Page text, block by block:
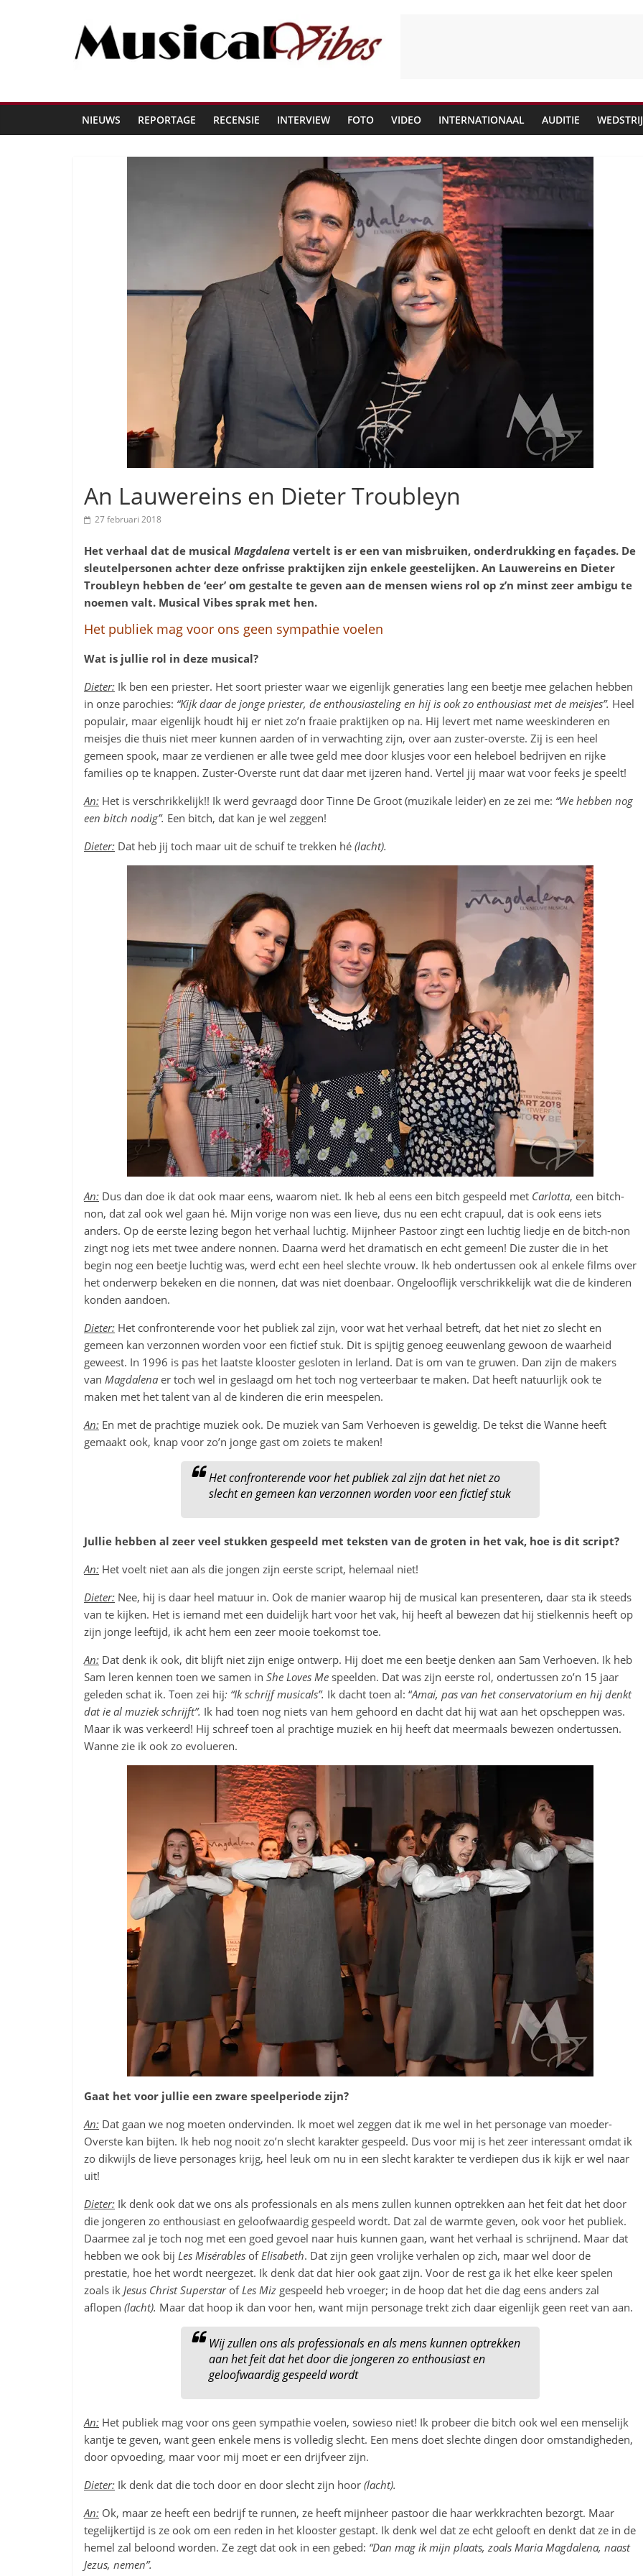
NIEUWS REPORTAGE RECENSIE INTERVIEW FOTO VIDEO INTERNATIONAAL AUDITIE
An Lauwereins en Dieter Troubleyn
27 februari 2018
Het verhaal dat de musical Magdalena vertelt is er een van misbruiken, onderdrukking en façades. De
sleutelpersonen achter deze onfrisse praktijken zijn enkele geestelijken. An Lauwereins en Dieter
Troubleyn hebben de ‘eer’ om gestalte te geven aan de mensen wiens rol op z’n minst zeer ambigu te
noemen valt. Musical Vibes sprak met hen.
Het publiek mag voor ons geen sympathie voelen
Wat is jullie rol in deze musical?
Dieter: Ik ben een priester. Het soort priester waar we eigenlijk generaties lang een beetje mee gelachen hebben
in onze parochies: “Kijk daar de jonge priester, de enthousiasteling en hij is ook zo enthousiast met de meisjes”. Heel
populair, maar eigenlijk houdt hij er niet zo’n fraaie praktijken op na. Hij levert met name weeskinderen en
meisjes die thuis niet meer kunnen aarden of in verwachting zijn, over aan zuster-overste. Zij is een heel
gemeen spook, maar ze verdienen er alle twee geld mee door klusjes voor een heleboel bedrijven en rijke
families op te knappen. Zuster-Overste runt dat daar met ijzeren hand. Vertel jij maar wat voor feeks je speelt!
An: Het is verschrikkelijk!! Ik werd gevraagd door Tinne De Groot (muzikale leider) en ze zei me: “We hebben nog
een bitch nodig”. Een bitch, dat kan je wel zeggen!
Dieter: Dat heb jij toch maar uit de schuif te trekken hé (lacht).
An: Dus dan doe ik dat ook maar eens, waarom niet. Ik heb al eens een bitch gespeeld met Carlotta, een bitch-
non, dat zal ook wel gaan hé. Mijn vorige non was een lieve, dus nu een echt crapuul, dat is ook eens iets
anders. Op de eerste lezing begon het verhaal luchtig. Mijnheer Pastoor zingt een luchtig liedje en de bitch-non
zingt nog iets met twee andere nonnen. Daarna werd het dramatisch en echt gemeen! Die zuster die in het
begin nog een beetje luchtig was, werd echt een heel slechte vrouw. Ik heb ondertussen ook al enkele films over
het onderwerp bekeken en die nonnen, dat was niet doenbaar. Ongelooflijk verschrikkelijk wat die de kinderen
konden aandoen.
Dieter: Het confronterende voor het publiek zal zijn, voor wat het verhaal betreft, dat het niet zo slecht en
gemeen kan verzonnen worden voor een fictief stuk. Dit is spijtig genoeg eeuwenlang gewoon de waarheid
geweest. In 1996 is pas het laatste klooster gesloten in Ierland. Dat is om van te gruwen. Dan zijn de makers
van Magdalena er toch wel in geslaagd om het toch nog verteerbaar te maken. Dat heeft natuurlijk ook te
maken met het talent van al de kinderen die erin meespelen.
An: En met de prachtige muziek ook. De muziek van Sam Verhoeven is geweldig. De tekst die Wanne heeft
gemaakt ook, knap voor zo’n jonge gast om zoiets te maken!
Het confronterende voor het publiek zal zijn dat het niet zo
slecht en gemeen kan verzonnen worden voor een fictief stuk
Jullie hebben al zeer veel stukken gespeeld met teksten van de groten in het vak, hoe is dit script?
An: Het voelt niet aan als die jongen zijn eerste script, helemaal niet!
Dieter: Nee, hij is daar heel matuur in. Ook de manier waarop hij de musical kan presenteren, daar sta ik steeds
van te kijken. Het is iemand met een duidelijk hart voor het vak, hij heeft al bewezen dat hij stielkennis heeft op
zijn jonge leeftijd, ik acht hem een zeer mooie toekomst toe.
An: Dat denk ik ook, dit blijft niet zijn enige ontwerp. Hij doet me een beetje denken aan Sam Verhoeven. Ik heb
Sam leren kennen toen we samen in She Loves Me speelden. Dat was zijn eerste rol, ondertussen zo’n 15 jaar
geleden schat ik. Toen zei hij: “Ik schrijf musicals”. Ik dacht toen al: “Amai, pas van het conservatorium en hij denkt
dat ie al muziek schrijft”. Ik had toen nog niets van hem gehoord en dacht dat hij wat aan het opscheppen was.
Maar ik was verkeerd! Hij schreef toen al prachtige muziek en hij heeft dat meermaals bewezen ondertussen.
Wanne zie ik ook zo evolueren.
Gaat het voor jullie een zware speelperiode zijn?
An: Dat gaan we nog moeten ondervinden. Ik moet wel zeggen dat ik me wel in het personage van moeder-
Overste kan bijten. Ik heb nog nooit zo’n slecht karakter gespeeld. Dus voor mij is het zeer interessant omdat ik
zo dikwijls de lieve personages krijg, heel leuk om nu in een slecht karakter te verdiepen dus ik kijk er wel naar
uit!
Dieter: Ik denk ook dat we ons als professionals en als mens zullen kunnen optrekken aan het feit dat het door
die jongeren zo enthousiast en geloofwaardig gespeeld wordt. Dat zal de warmte geven, ook voor het publiek.
Daarmee zal je toch nog met een goed gevoel naar huis kunnen gaan, want het verhaal is schrijnend. Maar dat
hebben we ook bij Les Misérables ofElisabeth. Dat zijn geen vrolijke verhalen op zich, maar wel door de
prestatie, hoe het wordt neergezet. Ik denk dat dat hier ook gaat zijn. Voor de rest ga ik het elke keer spelen
zoals ik Jesus Christ SuperstarofLes Miz gespeeld heb vroeger; in de hoop dat het die dag eens anders zal
aflopen (lacht). Maar dat hoop ik dan voor hen, want mijn personage trekt zich daar eigenlijk geen reet van aan.
Wij zullen ons als professionals en als mens kunnen optrekken
aan het feit dat het door die jongeren zo enthousiast en
geloofwaardig gespeeld wordt
An: Het publiek mag voor ons geen sympathie voelen, sowieso niet! Ik probeer die bitch ook wel een menselijk
kantje te geven, want geen enkele mens is volledig slecht. Een mens doet slechte dingen door omstandigheden,
door opvoeding, maar voor mij moet er een drijfveer zijn.
Dieter: Ik denk dat die toch door en door slecht zijn hoor (lacht).
An: Ok, maar ze heeft een bedrijf te runnen, ze heeft mijnheer pastoor die haar werkkrachten bezorgt. Maar
tegelijkertijd is ze ook om een reden in het klooster gestapt. Ik denk wel dat ze echt gelooft en denkt dat ze in de
hemel zal beloond worden. Ze zegt dat ook in een gebed: “Dan mag ik mijn plaats, zoals Maria Magdalena, naast
Jezus, nemen”.